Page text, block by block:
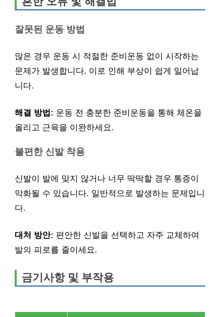
잘못된 운동 방법
많은 경우 운동 시 적절한 준비운동 없이 시작하는
문제가 발생합니다. 이로 인해 부상이 쉽게 일어납
니다.
해결 방법: 운동 전 충분한 준비운동을 통해 체온을
올리고 근육을 이완하세요.
불편한 신발 착용
신발이 발에 맞지 않거나 너무 딱딱할 경우 통증이
악화될 수 있습니다. 일반적으로 발생하는 문제입니
다.
대처 방안: 편안한 신발을 선택하고 자주 교체하여
발의 피로를 줄이세요.
금기사항 및 부작용